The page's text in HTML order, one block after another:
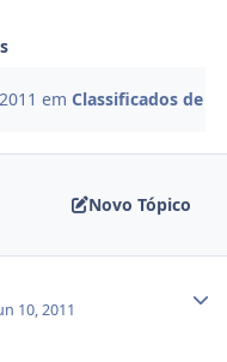
emClassificados de
Novo Tópico
10, 2011